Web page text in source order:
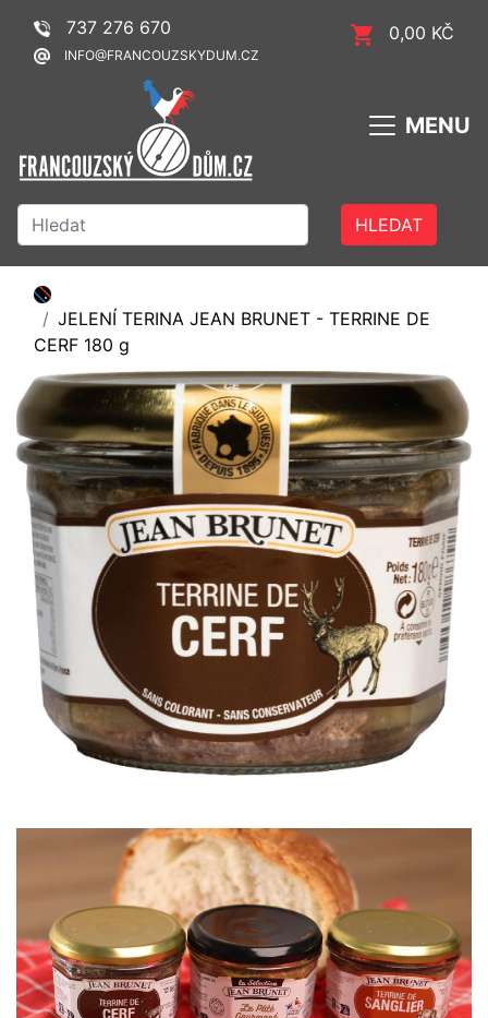
737 276 670 0,00 KČ
INFO@FRANCOUZSKYDUM.CZ
MENU
HLEDAT
JELENÍ TERINA JEAN BRUNET - TERRINE DE
CERF 180 g